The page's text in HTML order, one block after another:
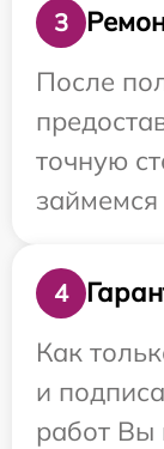
3
После
точную
4
Как
и
работ Вы